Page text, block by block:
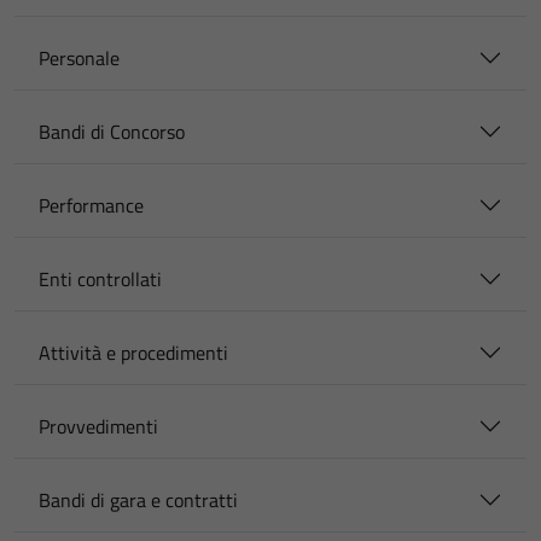
Personale
Bandi di Concorso
Performance
Enti controllati
Attività e procedimenti
Provvedimenti
Bandi di gara e contratti